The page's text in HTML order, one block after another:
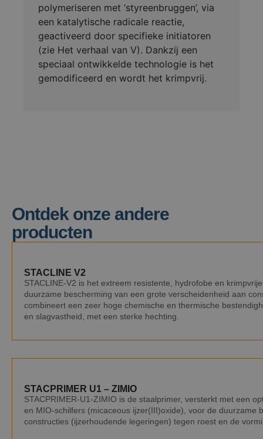
polymeriseren met ‘styreenbruggen’, via
een katalytische radicale reactie,
geactiveerd door specifieke initiatoren
(zie Het verhaal van V). Dankzij een
speciaal ontwikkelde technologie is het
gemodificeerd en wordt het krimpvrij.
Ontdek onze andere
producten
STACLINE V2
STACLINE-V2 is het extreem resistente, hydrofobe en
duurzame bescherming van een grote verscheidenheid aan
combineert een zeer hoge chemische en thermische
en slagvastheid, met een sterke hechting.
STACPRIMER U1 – ZIMIO
STACPRIMER-U1-ZIMIO is de staalprimer, versterkt met een
en MIO-schilfers (micaceous ijzer(III)oxide), voor de duurzame
constructies (ijzerhoudende legeringen) tegen roest en de